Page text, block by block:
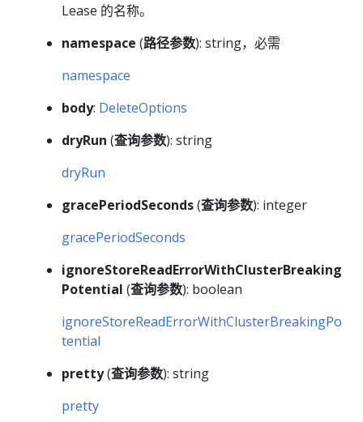
Lease 的名称。
namespace (路径参数): string，必需
namespace
body: DeleteOptions
dryRun (查询参数): string
dryRun
gracePeriodSeconds(查询参数): integer
gracePeriodSeconds
ignoreStoreReadErrorWithClusterBreaking
Potential (查询参数): boolean
ignoreStoreReadErrorWithClusterBreakingPo
tential
pretty(查询参数): string
pretty